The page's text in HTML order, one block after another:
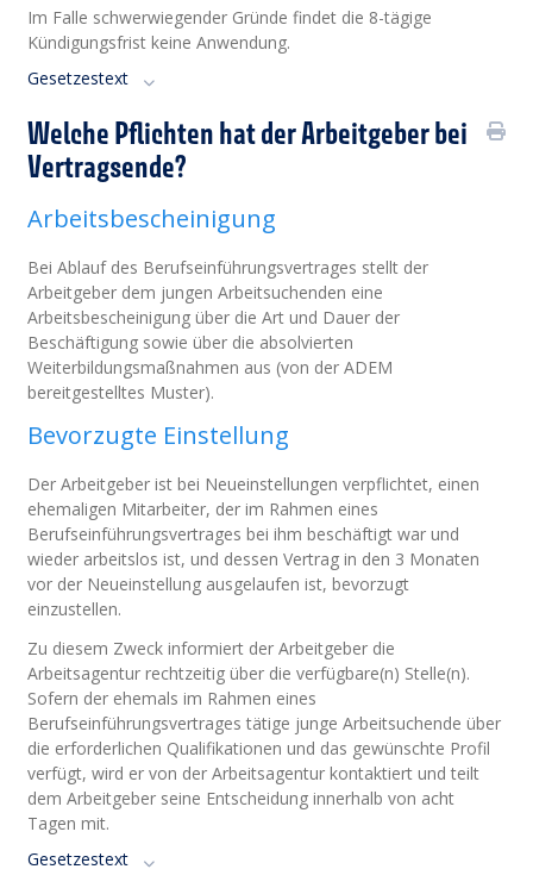
Im Falle schwerwiegender Gründe findet die 8-tägige
Kündigungsfrist keine Anwendung.
Gesetzestext
Welche Pflichten hat der Arbeitgeber bei
Vertragsende?
Arbeitsbescheinigung
Bei Ablauf des Berufseinführungsvertrages stellt der
Arbeitgeber dem jungen Arbeitsuchenden eine
Arbeitsbescheinigung über die Art und Dauer der
Beschäftigung sowie über die absolvierten
Weiterbildungsmaßnahmen aus (von der ADEM
bereitgestelltes Muster).
Bevorzugte Einstellung
Der Arbeitgeber ist bei Neueinstellungen verpflichtet, einen
ehemaligen Mitarbeiter, der im Rahmen eines
Berufseinführungsvertrages bei ihm beschäftigt war und
wieder arbeitslos ist, und dessen Vertrag in den 3 Monaten
vor der Neueinstellung ausgelaufen ist, bevorzugt
einzustellen.
Zu diesem Zweck informiert der Arbeitgeber die
Arbeitsagentur rechtzeitig über die verfügbare(n) Stelle(n).
Sofern der ehemals im Rahmen eines
Berufseinführungsvertrages tätige junge Arbeitsuchende über
die erforderlichen Qualifikationen und das gewünschte Profil
verfügt, wird er von der Arbeitsagentur kontaktiert und teilt
dem Arbeitgeber seine Entscheidung innerhalb von acht
Tagen mit.
Gesetzestext